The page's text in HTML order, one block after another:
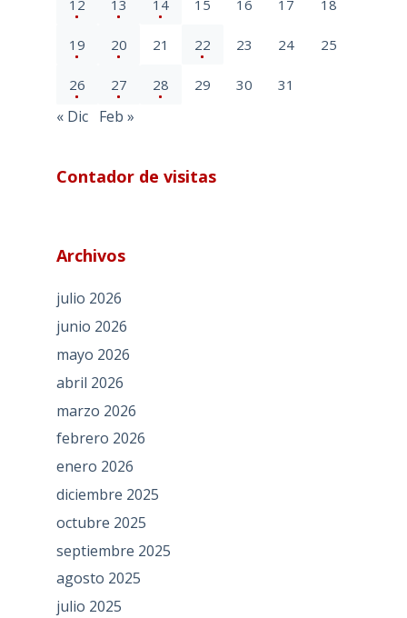
12 13 14 15 16 17 18
19 20 21 22 23 24 25
26 27 28 29 30 31
« Dic Feb »
Contador de visitas
Archivos
julio 2026
junio 2026
mayo 2026
abril 2026
marzo 2026
febrero 2026
enero 2026
diciembre 2025
octubre 2025
septiembre 2025
agosto 2025
julio 2025